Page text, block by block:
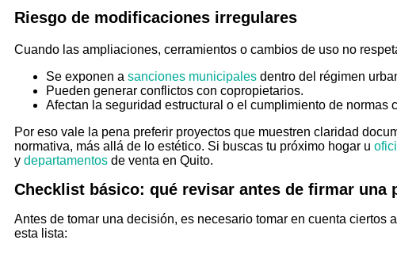
Riesgo de modificaciones irregulares
Cuando las ampliaciones, cerramientos o cambios de uso no
Se exponen a sanciones municipales dentro del régimen
Pueden generar conflictos con copropietarios.
Afectan la seguridad estructural o el cumplimiento de normas
Por eso vale la pena preferir proyectos que muestren claridad
normativa, más allá de lo estético. Si buscas tu próximo hogar u
y departamentos de venta en Quito.
Checklist básico: qué revisar antes de firmar una
Antes de tomar una decisión, es necesario tomar en cuenta ciertos
esta lista: